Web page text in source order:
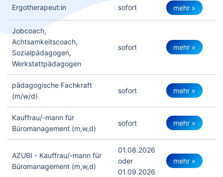
Ergotherapeut:in sofort mehr »
Jobcoach,
Achtsamkeitscoach,
Sozialpädagogen,
Werkstattpädagogen
sofort mehr »
pädagogische Fachkraft
(m/w/d)
sofort mehr »
Kauffrau/-mann für
Büromanagement (m,w,d)
sofort mehr »
AZUBI - Kauffrau/-mann für
Büromanagement (m,w,d)
01.08.2026
oder
01.09.2026
mehr »